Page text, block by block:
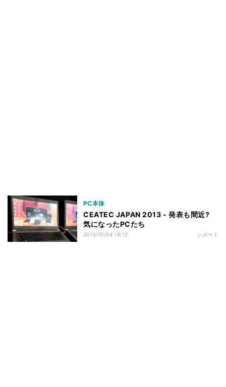
PC本体
CEATEC JAPAN 2013 - 発表も間近?
気になったPCたち
2013/10/04 19:12 レポート